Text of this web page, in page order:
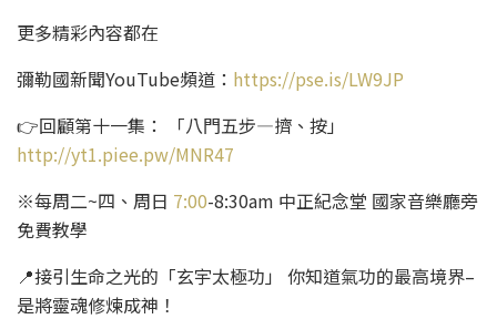
更多精彩內容都在
彌勒國新聞YouTube頻道： https://pse.is/LW9JP
👉回顧第十一集： 「八門五步—擠、按」
http://yt1.piee.pw/MNR47
※每周二~四、周日 7:00-8:30am 中正紀念堂 國家音樂廳旁
免費教學
📍接引生命之光的「玄宇太極功」 你知道氣功的最高境界–
是將靈魂修煉成神！